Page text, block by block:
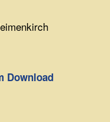
Download